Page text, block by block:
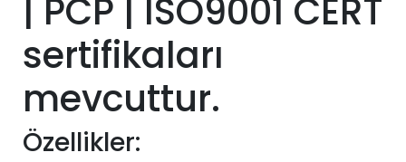
| PCP | ISO9001 CERT
sertifikaları
mevcuttur.
Özellikler: